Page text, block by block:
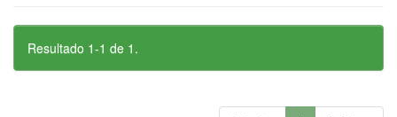
Resultado 1-1 de 1.